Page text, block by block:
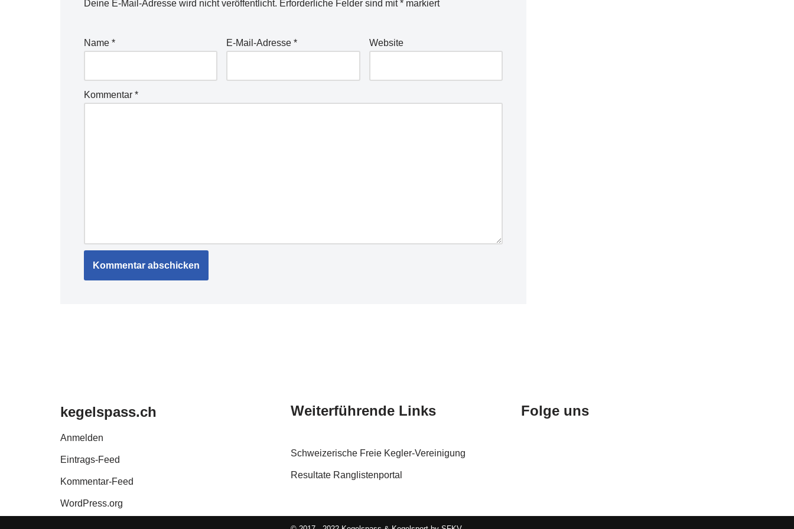
Deine E-Mail-Adresse wird nicht veröffentlicht. Erforderliche Felder sind mit* markiert
Name * E-Mail-Adresse* Website
Kommentar *
kegelspass.ch
Anmelden
Eintrags-Feed
Kommentar-Feed
WordPress.org
Weiterführende Links
Schweizerische Freie Kegler-Vereinigung
Resultate Ranglistenportal
Folge uns